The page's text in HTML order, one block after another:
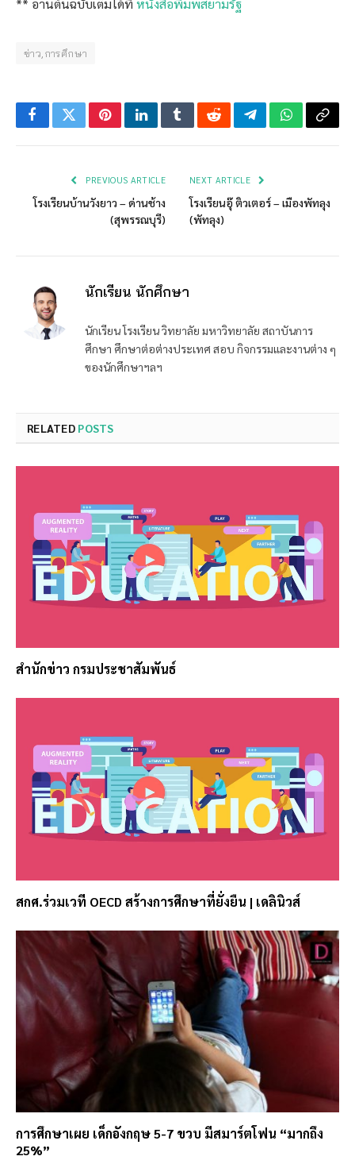
ข่าว,การศึกษา
FacebookTwitterPinterestLinkedInTumblrRedditTelegramWhatsApp
Copy
PREVIOUS ARTICLE
โรงเรียนบ้านวังยาว – ด่านช้าง
(สุพรรณบุรี)
NEXT ARTICLE
โรงเรียนอุ๊ ติวเตอร์ – เมืองพัทลุง
(พัทลุง)
นักเรียน นักศึกษา
นักเรียน โรงเรียน วิทยาลัย มหาวิทยาลัย สถาบันการ
ศึกษา ศึกษาต่อต่างประเทศ สอบ กิจกรรมและงานต่าง ๆ
ของนักศึกษาฯลฯ
RELATED POSTS
สำนักข่าว กรมประชาสัมพันธ์
สกศ.ร่วมเวที OECD สร้างการศึกษาที่ยั่งยืน | เดลินิวส์
การศึกษาเผย เด็กอังกฤษ 5-7 ขวบ มีสมาร์ตโฟน “มากถึง
25%”